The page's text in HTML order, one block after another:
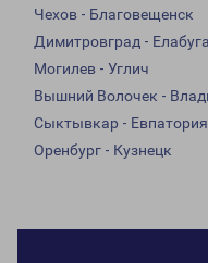
Чехов - Благовещенск
Димитровград - Елабуга
Могилев - Углич
Вышний Волочек -
Сыктывкар - Евпатория
Оренбург - Кузнецк